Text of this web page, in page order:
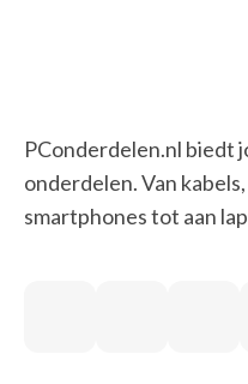
PConderdelen.nl biedt
onderdelen. Van
smartphones tot aan